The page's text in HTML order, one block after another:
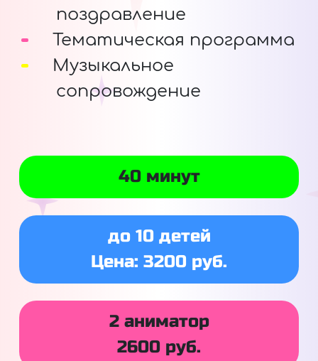
поздравление
Тематическая программа
Музыкальное
сопровождение
40 минут
до 10 детей
Цена: 3200 руб.
2 аниматор
2600 руб.